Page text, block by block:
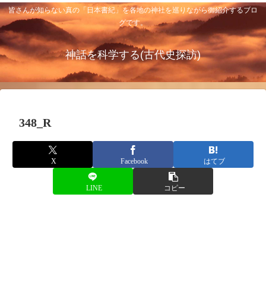
皆さんが知らない真の「日本書紀」を各地の神社を巡りながら御紹介するブロ
グです。
神話を科学する(古代史探訪)
348_R
X Facebook はてブ
LINE コピー